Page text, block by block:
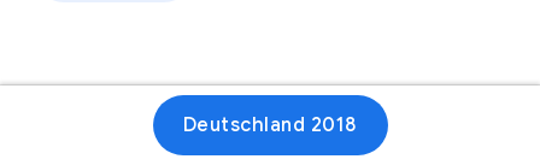
Deutschland 2018